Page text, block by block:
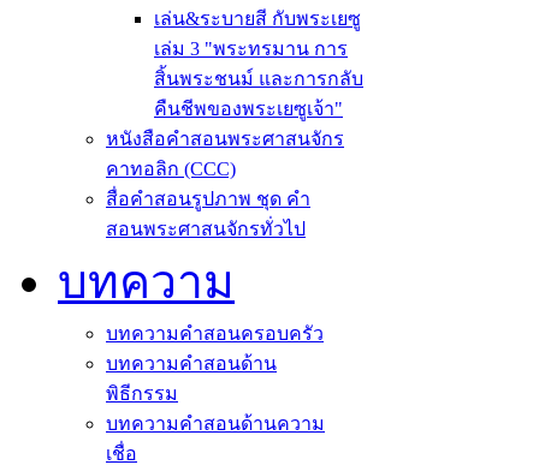
เล่น&ระบายสี กับพระเยซู
เล่ม 3 "พระทรมาน การ
สิ้นพระชนม์ และการกลับ
คืนชีพของพระเยซูเจ้า"
หนังสือคำสอนพระศาสนจักร
คาทอลิก (CCC)
สื่อคำสอนรูปภาพ ชุด คำ
สอนพระศาสนจักรทั่วไป
บทความ
บทความคำสอนครอบครัว
บทความคำสอนด้าน
พิธีกรรม
บทความคำสอนด้านความ
เชื่อ